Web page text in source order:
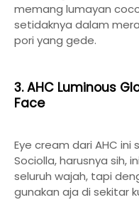
memang lumayan
setidaknya dalam
pori yang gede.
3. AHC Luminous
Face
Eye cream dari AHC
Sociolla, harusnya sih,
seluruh wajah, tapi
gunakan aja di sekitar